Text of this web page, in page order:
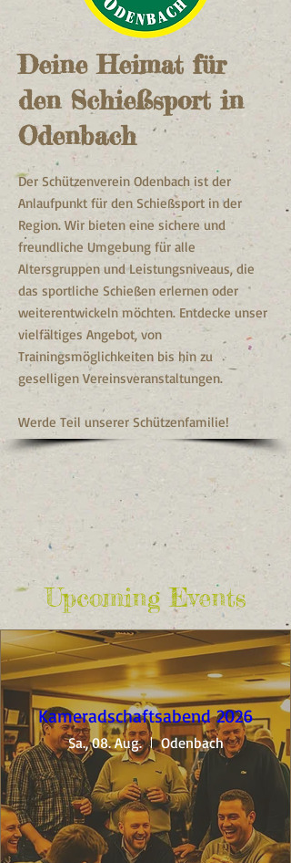
Deine Heimat für
den Schießsport in
Odenbach
Der Schützenverein Odenbach ist der
Anlaufpunkt für den Schießsport in der
Region. Wir bieten eine sichere und
freundliche Umgebung für alle
Altersgruppen und Leistungsniveaus, die
das sportliche Schießen erlernen oder
weiterentwickeln möchten. Entdecke unser
vielfältiges Angebot, von
Trainingsmöglichkeiten bis hin zu
geselligen Vereinsveranstaltungen.
Werde Teil unserer Schützenfamilie!
Upcoming Events
Kameradschaftsabend 2026
Sa., 08. Aug. Odenbach